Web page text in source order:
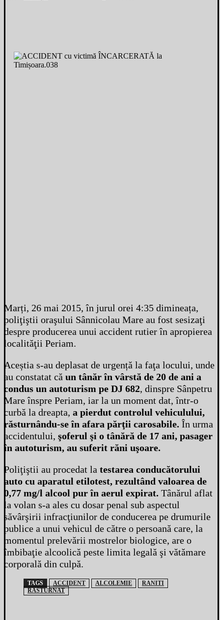
Marți, 26 mai 2015, în jurul orei 4:35 dimineața,
poliţiştii oraşului Sânnicolau Mare au fost sesizaţi
despre producerea unui accident rutier în apropierea
localităţii Periam.
Aceștia s-au deplasat de urgență la faţa locului, unde
au constatat că un tânăr în vârstă de 20 de ani a
condus un autoturism pe DJ 682, dinspre Sânpetru
Mare înspre Periam, iar la un moment dat, într-o
curbă la dreapta, a pierdut controlul vehiculului,
răsturnându-se în afara părţii carosabile. În urma
accidentului, şoferul şi o tânără de 17 ani, pasager
în autoturism, au suferit răni uşoare.
Poliţiştii au procedat la testarea conducătorului
auto cu aparatul etilotest, rezultând valoarea de
0,77 mg/l alcool pur în aerul expirat. Tânărul aflat
la volan s-a ales cu dosar penal sub aspectul
săvârşirii infracţiunilor de conducerea pe drumurile
publice a unui vehicul de către o persoană care, la
momentul prelevării mostrelor biologice, are o
îmbibaţie alcoolică peste limita legală şi vătămare
corporală din culpă.
TAGS ACCIDENT ALCOLEMIE
RANITI
RASTURNAT